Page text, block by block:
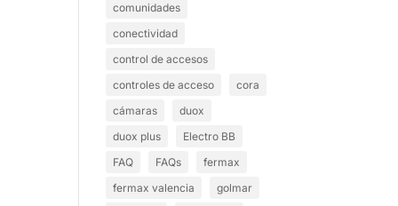
comunidades
conectividad
control de accesos
controles de acceso
cora
cámaras
duox
duox plus
Electro BB
FAQ
FAQs
fermax
fermax valencia
golmar